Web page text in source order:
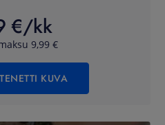
€/kk
9,99 €
KUVA